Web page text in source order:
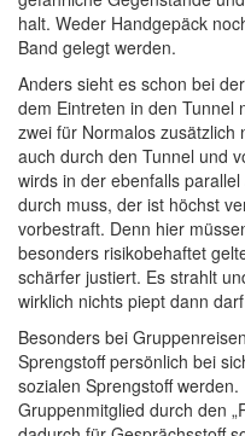
halt. Weder Handgepäck
Band gelegt werden.
Anders sieht es schon bei
dem Eintreten in den Tunnel
zwei für Normalos zusätzlich
auch durch den Tunnel und
wirds in der ebenfalls
durch muss, der ist höchst
vorbestraft. Denn hier
besonders risikobehaftet
schärfer justiert. Es strahlt
wirklich nichts piept dann
Besonders bei
Sprengstoff persönlich bei
sozialen Sprengstoff
Gruppenmitglied durch den